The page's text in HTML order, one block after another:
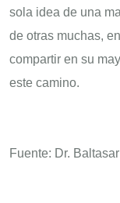
sola idea de una
de otras muchas,
compartir en su
este camino.
Fuente: Dr.